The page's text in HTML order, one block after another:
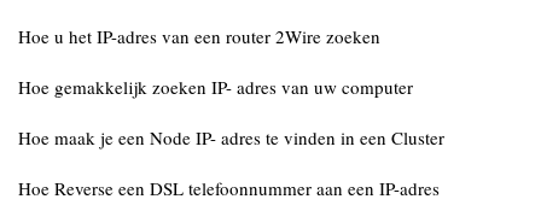
Hoe u het IP-adres van een router 2Wire zoeken
Hoe gemakkelijk zoeken IP- adres van uw computer
Hoe maak je een Node IP- adres te vinden in een Cluster
Hoe Reverse een DSL telefoonnummer aan een IP-adres